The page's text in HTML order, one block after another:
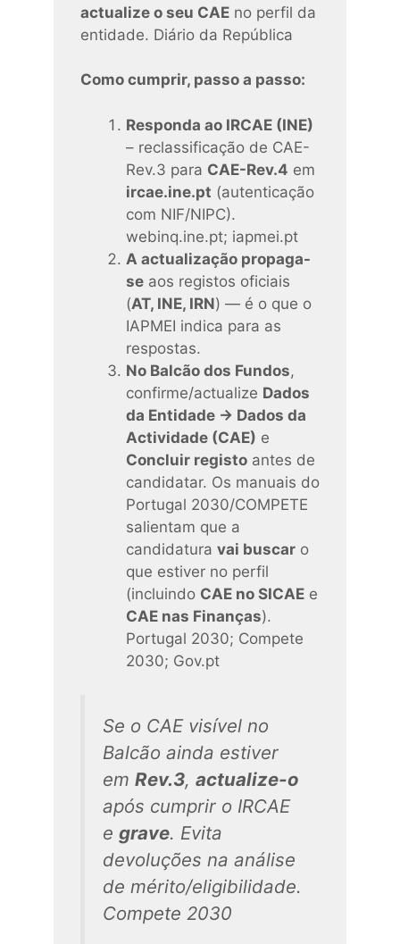
actualize o seu CAE no perfil da
entidade. Diário da República
Como cumprir, passo a passo:
Responda ao IRCAE (INE)
– reclassificação de CAE-
Rev.3 para CAE-Rev.4 em
ircae.ine.pt (autenticação
com NIF/NIPC).
webinq.ine.pt; iapmei.pt
A actualização propaga-
se aos registos oficiais
(AT, INE, IRN) — é o que o
IAPMEI indica para as
respostas.
No Balcão dos Fundos,
confirme/actualize Dados
da Entidade → Dados da
Actividade (CAE) e
Concluir registo antes de
candidatar. Os manuais do
Portugal 2030/COMPETE
salientam que a
candidatura vai buscar o
que estiver no perfil
(incluindo CAE no SICAE e
CAE nas Finanças).
Portugal 2030; Compete
2030; Gov.pt
Se o CAE visível no
Balcão ainda estiver
em Rev.3, actualize-o
após cumprir o IRCAE
e grave. Evita
devoluções na análise
de mérito/eligibilidade.
Compete 2030